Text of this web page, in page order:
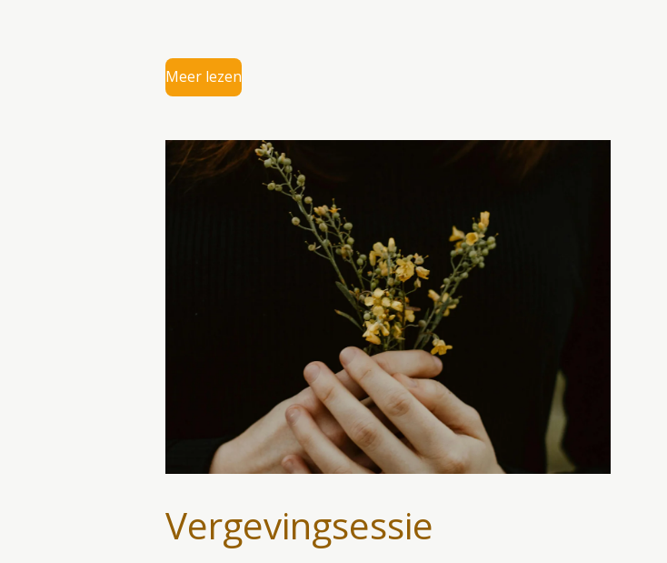
Meer lezen
Vergevingsessie